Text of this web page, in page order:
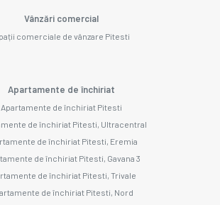
Vânzări comercial
comerciale de vânzare Pitesti
Apartamente de închiriat
Apartamente de închiriat Pitesti
de închiriat Pitesti, Ultracentral
de închiriat Pitesti, Eremia
de închiriat Pitesti, Gavana 3
de închiriat Pitesti, Trivale
de închiriat Pitesti, Nord